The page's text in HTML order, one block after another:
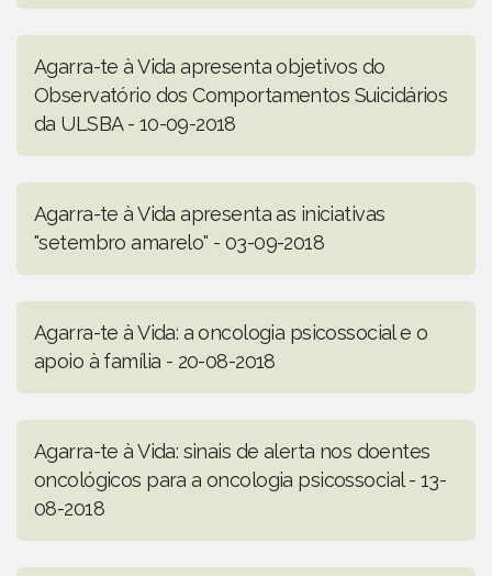
Agarra-te à Vida apresenta objetivos do
Observatório dos Comportamentos Suicidários
da ULSBA - 10-09-2018
Agarra-te à Vida apresenta as iniciativas
"setembro amarelo" - 03-09-2018
Agarra-te à Vida: a oncologia psicossocial e o
apoio à família - 20-08-2018
Agarra-te à Vida: sinais de alerta nos doentes
oncológicos para a oncologia psicossocial - 13-
08-2018